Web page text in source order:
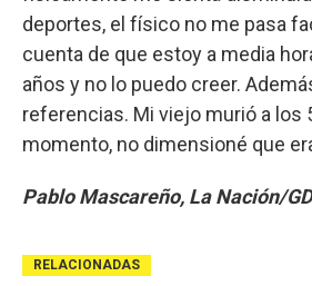
deportes, el físico no me pasa
cuenta de que estoy a media
años y no lo puedo creer.
referencias. Mi viejo murió a los
momento, no dimensioné que
Pablo Mascareño, La Nación/
RELACIONADAS